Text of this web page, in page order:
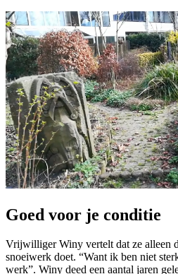
Goed voor je conditie
Vrijwilliger Winy vertelt dat ze alleen
snoeiwerk doet. “Want ik ben niet
werk”. Winy deed een aantal jaren